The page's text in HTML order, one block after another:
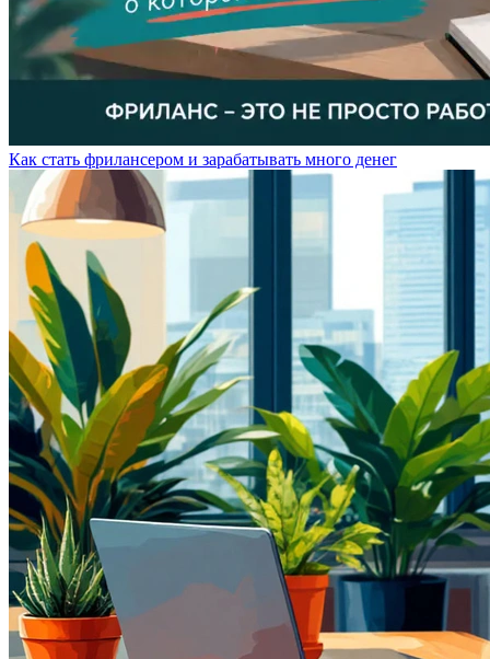
Как стать фрилансером и зарабатывать много денег